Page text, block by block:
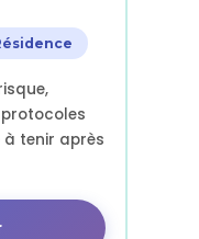
tenir après